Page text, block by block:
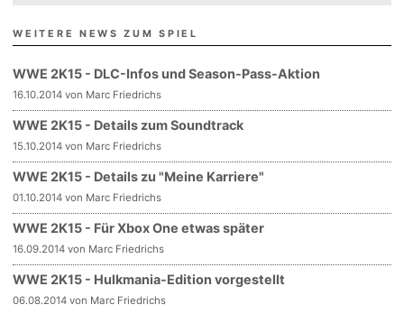
WEITERE NEWS ZUM SPIEL
WWE 2K15 - DLC-Infos und Season-Pass-Aktion
16.10.2014 von Marc Friedrichs
WWE 2K15 - Details zum Soundtrack
15.10.2014 von Marc Friedrichs
WWE 2K15 - Details zu "Meine Karriere"
01.10.2014 von Marc Friedrichs
WWE 2K15 - Für Xbox One etwas später
16.09.2014 von Marc Friedrichs
WWE 2K15 - Hulkmania-Edition vorgestellt
06.08.2014 von Marc Friedrichs